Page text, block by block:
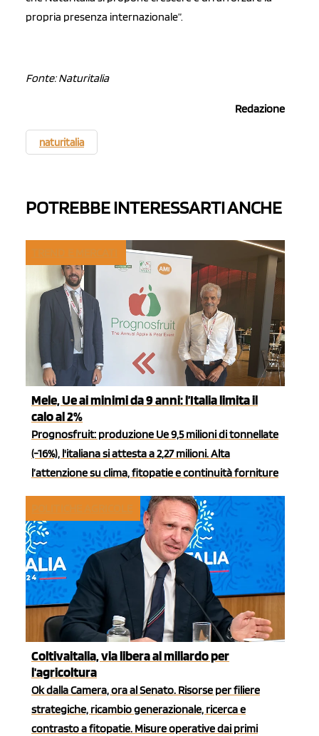
propria presenza internazionale”.
Fonte: Naturitalia
Redazione
naturitalia
POTREBBE INTERESSARTI ANCHE
Mele, Ue ai minimi da 9 anni: l’Italia limita il
calo al 2%
Prognosfruit: produzione Ue 9,5 milioni di tonnellate
(-16%), l'italiana si attesta a 2,27 milioni. Alta
l’attenzione su clima, fitopatie e continuità forniture
Coltivaitalia, via libera al miliardo per
l'agricoltura
Ok dalla Camera, ora al Senato. Risorse per filiere
strategiche, ricambio generazionale, ricerca e
contrasto a fitopatie. Misure operative dai primi